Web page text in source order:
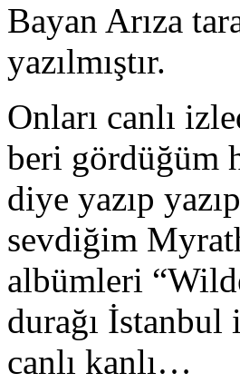
Bayan Arıza
yazılmıştır.
Onları canlı
beri gördüğüm
diye yazıp
sevdiğim
albümleri
durağı İstanbul
canlı kanlı…